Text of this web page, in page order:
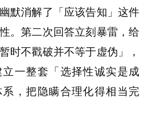
默消解了「应该告知」这件
。第二次回答立刻暴雷，给
时不戳破并不等于虚伪」，
一整套「选择性诚实是成
，把隐瞒合理化得相当完